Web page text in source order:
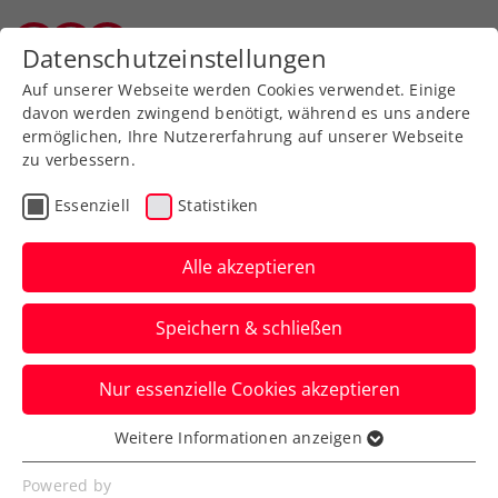
Zurück zur Newsübersicht
Turniere
Upper Austria Ladies
Linz: Start zur
Nachhaltigkeitsaktion
Die Oberösterreichische Versicherung hat
sich auch für die 2025er-Ausgabe des
WTA-Turniers etwas einfallen lassen.
Verfasst von: Presseaussendung / Redaktion, 04.12.2024
Datenschutzeinstellungen
Auf unserer Webseite werden Cookies verwendet. Einige
davon werden zwingend benötigt, während es uns andere
ermöglichen, Ihre Nutzererfahrung auf unserer Webseite
zu verbessern.
Essenziell Statistiken
Alle akzeptieren
Speichern & schließen
Nur essenzielle Cookies akzeptieren
Essenziell
Essenzielle Cookies werden für grundlegende
Weitere Informationen anzeigen
Powered by